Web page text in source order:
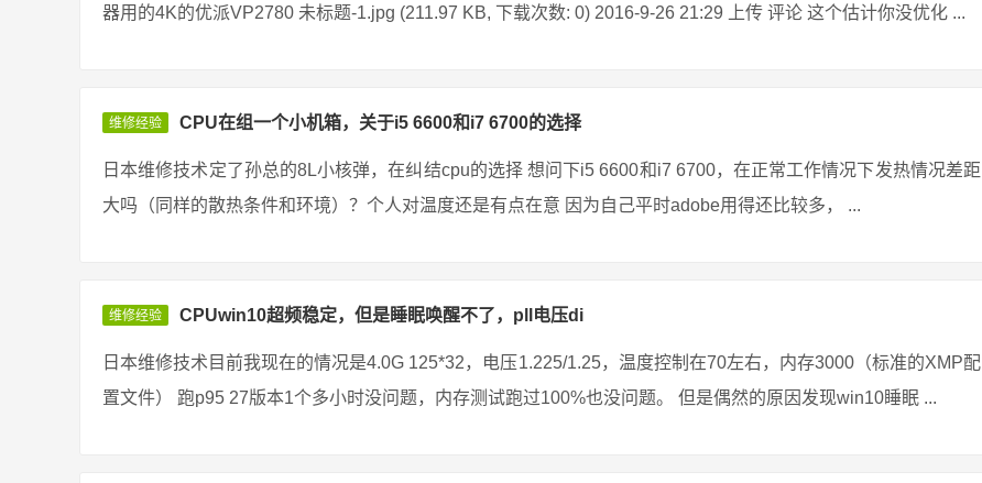
器用的4K的优派VP2780 未标题-1.jpg (211.97 KB, 下载次数: 0) 2016-9-26 21:29 上传 评论 这个估计你没优化 ...
维修经验 CPU在组一个小机箱，关于i5 6600和i7 6700的选择
日本维修技术定了孙总的8L小核弹，在纠结cpu的选择 想问下i5 6600和i7 6700，在正常工作情况下发热情况差距
大吗（同样的散热条件和环境）？个人对温度还是有点在意 因为自己平时adobe用得还比较多， ...
维修经验 CPUwin10超频稳定，但是睡眠唤醒不了，pll电压di
日本维修技术目前我现在的情况是4.0G 125*32，电压1.225/1.25，温度控制在70左右，内存3000（标准的XMP配
置文件） 跑p95 27版本1个多小时没问题，内存测试跑过100%也没问题。 但是偶然的原因发现win10睡眠 ...